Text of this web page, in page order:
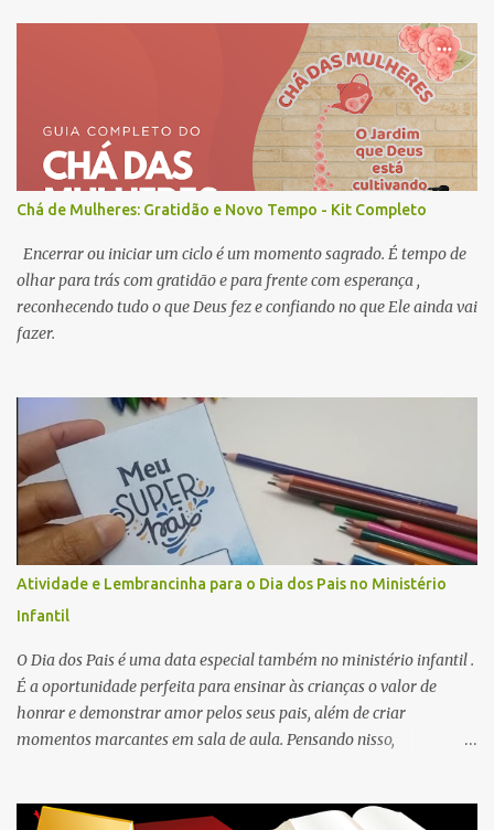
Chá de Mulheres: Gratidão e Novo Tempo - Kit Completo
Encerrar ou iniciar um ciclo é um momento sagrado. É tempo de
olhar para trás com gratidão e para frente com esperança ,
reconhecendo tudo o que Deus fez e confiando no que Ele ainda vai
fazer.
Atividade e Lembrancinha para o Dia dos Pais no Ministério
Infantil
O Dia dos Pais é uma data especial também no ministério infantil .
É a oportunidade perfeita para ensinar às crianças o valor de
honrar e demonstrar amor pelos seus pais, além de criar
momentos marcantes em sala de aula. Pensando nisso,
este dia: o mini livro “Meu Super Pai” .